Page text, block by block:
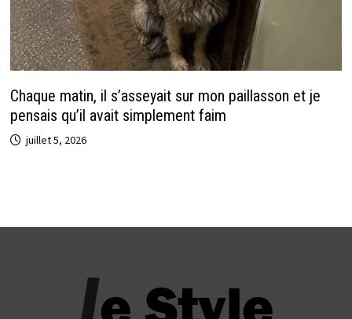
Chaque matin, il s’asseyait sur mon paillasson et je
pensais qu’il avait simplement faim
juillet 5, 2026